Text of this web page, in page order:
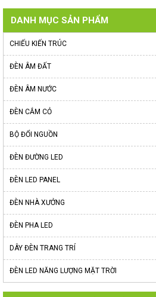
DANH MỤC SẢN PHẨM
CHIẾU KIẾN TRÚC
ĐÈN ÂM ĐẤT
ĐÈN ÂM NƯỚC
ĐÈN CẮM CỎ
BỘ ĐỔI NGUỒN
ĐÈN ĐƯỜNG LED
ĐÈN LED PANEL
ĐÈN NHÀ XƯỞNG
ĐÈN PHA LED
DÂY ĐÈN TRANG TRÍ
ĐÈN LED NĂNG LƯỢNG MẶT TRỜI